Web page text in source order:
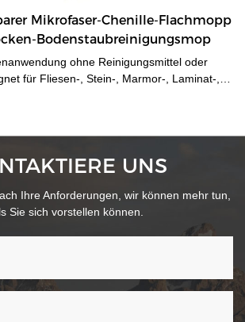
Mikrofaser-Chenille-Flachmopp
Bodenstaubreinigungsmop
ohne Reinigungsmittel oder
für Fliesen-, Stein-, Marmor-, Laminat-,
in jedem gewünschten Winkel.
UNS
Ihre Anforderungen, wir können mehr tun,
Sie sich vorstellen können.